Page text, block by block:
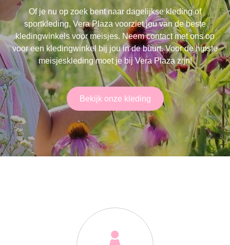
Of je nu op zoek bent naar dagelijkse kleding of
sportkleding, Vera Plaza voorziet jou van de beste
kledingwinkels voor meisjes. Neem contact met ons op
voor een kledingwinkel bij jou in de buurt. Voor de hipste
meisjeskleding moet je bij Vera Plaza zijn!
Bekijk onze kleding